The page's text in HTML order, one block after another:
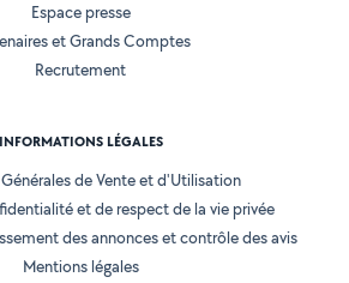
Espace presse
et Grands Comptes
Recrutement
INFORMATIONS LÉGALES
de Vente et d'Utilisation
et de respect de la vie privée
des annonces et contrôle des avis
Mentions légales